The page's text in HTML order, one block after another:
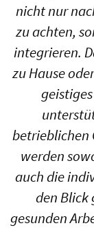
nicht nur
zu achten,
integrieren.
zu Hause
betrieblichen
werden
auch die
den Blick
gesunden